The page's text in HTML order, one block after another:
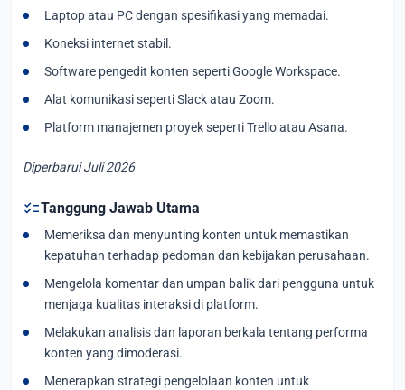
Laptop atau PC dengan spesifikasi yang memadai.
Koneksi internet stabil.
Software pengedit konten seperti Google Workspace.
Alat komunikasi seperti Slack atau Zoom.
Platform manajemen proyek seperti Trello atau Asana.
Diperbarui Juli 2026
checklistTanggung Jawab Utama
Memeriksa dan menyunting konten untuk memastikan
kepatuhan terhadap pedoman dan kebijakan perusahaan.
Mengelola komentar dan umpan balik dari pengguna untuk
menjaga kualitas interaksi di platform.
Melakukan analisis dan laporan berkala tentang performa
konten yang dimoderasi.
Menerapkan strategi pengelolaan konten untuk